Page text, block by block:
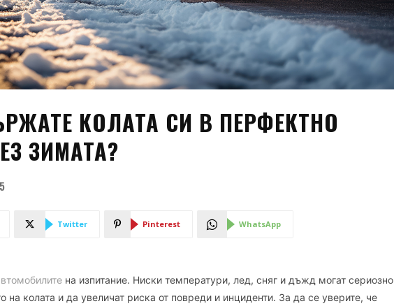
КОЛАТА СИ В ПЕРФЕКТНО
ЗИМАТА?
Twitter Pinterest WhatsApp
на изпитание. Ниски температури, лед, сняг и дъжд могат сериозно
на колата и да увеличат риска от повреди и инциденти. За да се уверите, че